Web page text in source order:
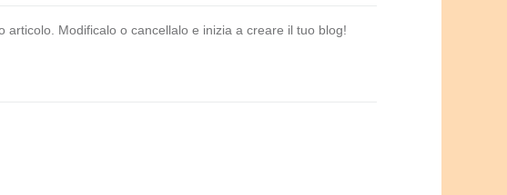
articolo. Modificalo o cancellalo e inizia a creare il tuo blog!